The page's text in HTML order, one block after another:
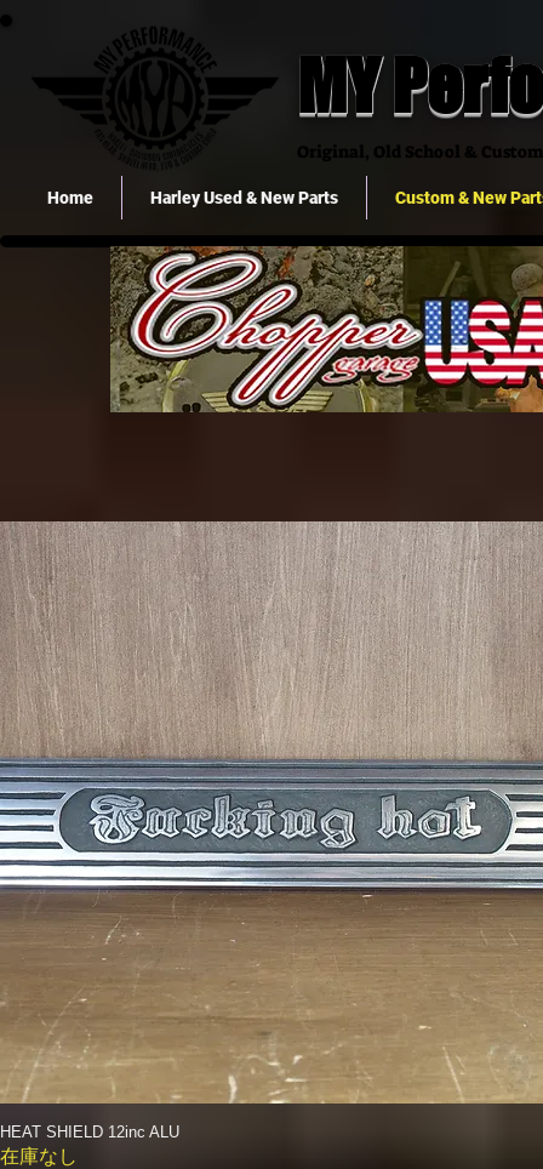
MY
Original, Old School &
Home Harley Used & New Parts Custom & New
HEAT SHIELD 12inc ALU
在庫なし